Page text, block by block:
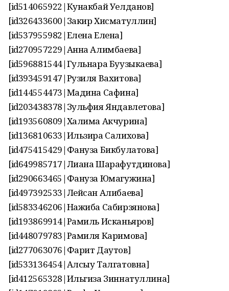
[id514065922|Кунакбай Уелданов]
[id326433600|Закир Хисматуллин]
[id537955982|Елена Елена]
[id270957229|Анна Алимбаева]
[id596881544|Гульнара Буузыкаева]
[id393459147|Рузиля Вахитова]
[id144554473|Мадина Сафина]
[id203438378|Зульфия Яндавлетова]
[id193560809|Халима Акчурина]
[id136810633|Ильзира Салихова]
[id475415429|Фануза Бикбулатова]
[id649985717|Лиана Шарафутдинова]
[id290663465|Фануза Юмагужина]
[id497392533|Лейсан Алибаева]
[id583346206|Нажиба Сабирзянова]
[id193869914|Рамиль Исканьяров]
[id448079783|Рамиля Каримова]
[id277063076|Фарит Даутов]
[id533136454|Алсыу Талгатовна]
[id412565328|Ильгиза Зиннатуллина]